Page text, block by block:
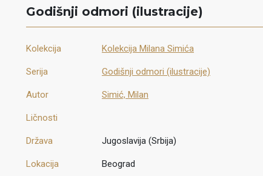
Godišnji odmori (ilustracije)
Kolekcija Kolekcija Milana Simića
Serija Godišnji odmori (ilustracije)
Autor Simić, Milan
Ličnosti
Država Jugoslavija (Srbija)
Lokacija Beograd